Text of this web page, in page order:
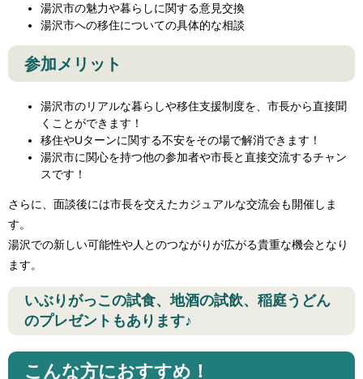
湯沢市の魅力や暮らしに関する意見交換
湯沢市への移住についての具体的な相談
参加メリット
湯沢市のリアルな暮らしや移住支援制度を、市長から直接聞
くことができます！
移住やUターンに関する不安をその場で解消できます！
湯沢市に関心を持つ他の参加者や市長と直接交流するチャン
スです！
さらに、面談後には市長を交えたカジュアルな交流会も開催しま
す。
湯沢での新しい可能性や人とのつながりが広がる貴重な機会となり
ます。
いぶりがっこの試食、地酒の試飲、稲庭うどん
のプレゼントもあります♪
こんな方におすすめ！